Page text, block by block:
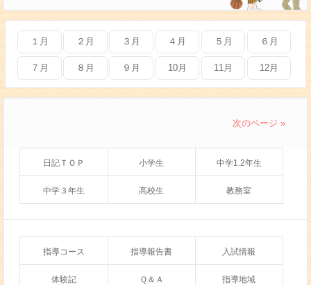
１月 ２月 ３月 ４月 ５月 ６月
７月 ８月 ９月 10月 11月 12月
次のページ »
日記ＴＯＰ 小学生 中学1.2年生
中学３年生 高校生 教務室
指導コース 指導報告書 入試情報
体験記 Ｑ＆Ａ 指導地域